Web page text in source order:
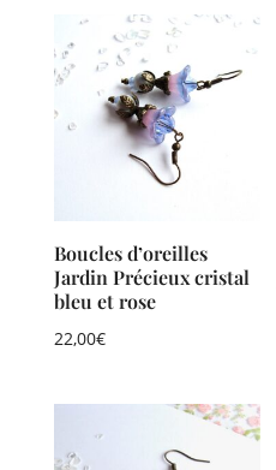
Boucles d’oreilles
Jardin Précieux cristal
bleu et rose
22,00€